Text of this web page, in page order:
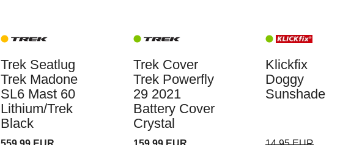
Trek Seatlug
Trek Madone
SL6 Mast 60
Lithium/Trek
Black
Trek Cover
Trek Powerfly
29 2021
Battery Cover
Crystal
Klickfix
Doggy
Sunshade